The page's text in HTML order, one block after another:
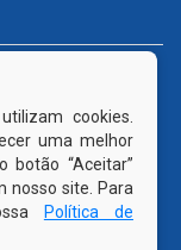
cookies.
uma melhor
botão “Aceitar”
nosso site. Para
Política de